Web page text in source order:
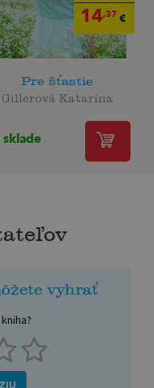
14,37 €
Pre šťastie
Gillerová Katarína
sklade
vyhrať